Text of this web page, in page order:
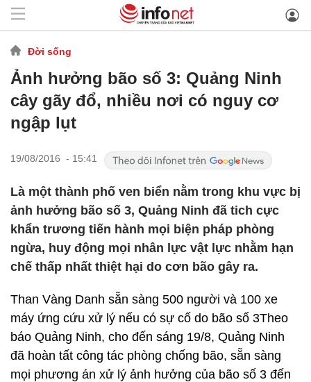
Đời sống
Ảnh hưởng bão số 3: Quảng Ninh
cây gãy đổ, nhiều nơi có nguy cơ
ngập lụt
19/08/2016 - 15:41
Là một thành phố ven biển nằm trong khu vực bị
ảnh hưởng bão số 3, Quảng Ninh đã tich cực
khẩn trương tiến hành mọi biện pháp phòng
ngừa, huy động mọi nhân lực vật lực nhằm hạn
chế thấp nhất thiệt hại do cơn bão gây ra.
Than Vàng Danh sẵn sàng 500 người và 100 xe
máy ứng cứu xử lý nếu có sự cố do bão số 3Theo
báo Quảng Ninh, cho đến sáng 19/8, Quảng Ninh
đã hoàn tất công tác phòng chống bão, sẵn sàng
mọi phương án xử lý ảnh hưởng của bão số 3 đến